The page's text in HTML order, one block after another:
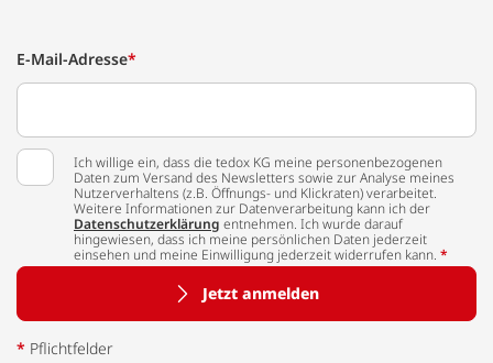
E-Mail-Adresse*
Ich willige ein, dass die tedox KG meine personenbezogenen
Daten zum Versand des Newsletters sowie zur Analyse meines
Nutzerverhaltens (z.B. Öffnungs- und Klickraten) verarbeitet.
Weitere Informationen zur Datenverarbeitung kann ich der
Datenschutzerklärung entnehmen. Ich wurde darauf
hingewiesen, dass ich meine persönlichen Daten jederzeit
einsehen und meine Einwilligung jederzeit widerrufen kann. *
Jetzt anmelden
* Pflichtfelder